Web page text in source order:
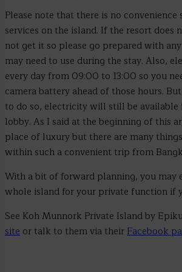
Please note that there is no
services on the island. If the resort does
not get it so please go prepared with
may need to use during the stay. Also,
every day from 09:00 to 13:00 so you
camera battery ahead of those hours.
to do so, electricity will still be available
lobby. As I said at the beginning of this
place of luxury but there are many
within such a convenient trip from
With a bit of forward planning, you may
whole island for your private function if
See Koh Munnork Private Island by
site or talk to them via theirFacebook